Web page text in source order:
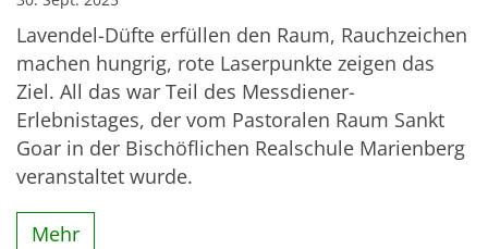
Lavendel-Düfte erfüllen den Raum, Rauchzeichen
machen hungrig, rote Laserpunkte zeigen das
Ziel. All das war Teil des Messdiener-
Erlebnistages, der vom Pastoralen Raum Sankt
Goar in der Bischöflichen Realschule Marienberg
veranstaltet wurde.
Mehr